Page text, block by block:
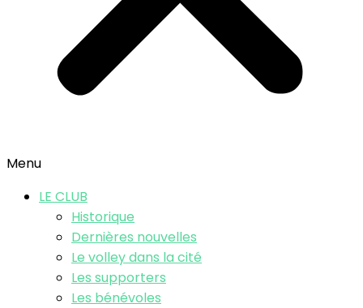
Menu
LE CLUB
Historique
Dernières nouvelles
Le volley dans la cité
Les supporters
Les bénévoles